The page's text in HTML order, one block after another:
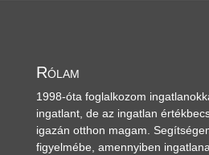
Rólam
1998-óta foglalkozom
ingatlant, de az ingatlan
igazán otthon magam.
figyelmébe, amennyiben